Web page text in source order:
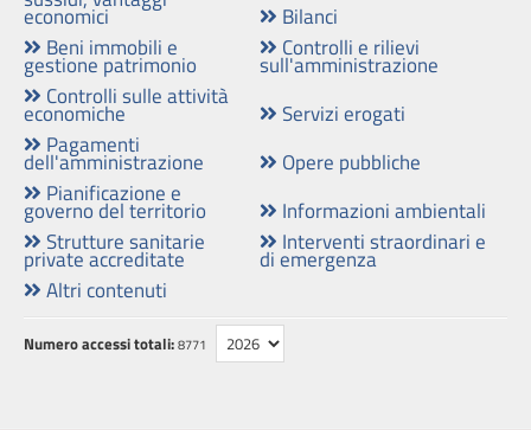
economici
Bilanci
Beni immobili e
gestione patrimonio
Controlli e rilievi
sull'amministrazione
Controlli sulle attività
economiche
Servizi erogati
Pagamenti
dell'amministrazione
Opere pubbliche
Pianificazione e
governo del territorio
Informazioni ambientali
Strutture sanitarie
private accreditate
Interventi straordinari e
di emergenza
Altri contenuti
Numero accessi totali:8771
contributi,
sussidi,
vantaggi
economici
Bilanci
Beni
immobili
gestione
patrimonio